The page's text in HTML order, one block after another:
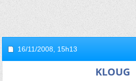
16/11/2008, 15h13
KLOUG